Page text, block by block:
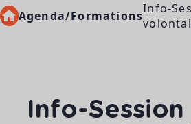
Agenda/FormationsInfo-
Info-Session